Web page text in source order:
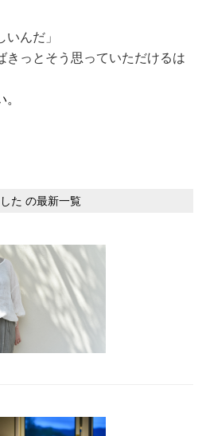
いんだ」
きっとそう思っていただけるは
た の最新一覧